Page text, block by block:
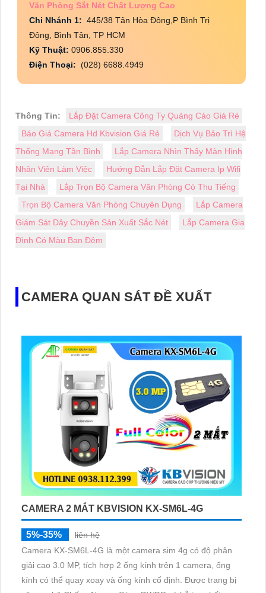
Văn Phòng Sắt Nét Chất Lượng Cao
Chi Nhánh 1: 445/38 Tân Hòa Đông,P Bình Trị
Đông, Bình Tân, TP HCM
Kỹ Thuật: 0906.855.330
Điện Thoại: (028) 6688.4949
Thông Tin:
Lắp Đặt Camera Công Ty Quảng Cáo Giá Rẻ
Báo Giá Camera Hd Kbvision Giá Rẻ
Dịch Vụ Bảo Trì Hệ
Thống Mạng Tần Bình
Lắp Camera Nhìn Thấy Màn Hình
Nhân Viên Làm Việc
Hướng Dẫn Lắp Đặt Camera Ip Wifi
Tại Nhà
Lắp Trọn Bộ Camera Văn Phòng Có Thu Tiếng
Trọn Bộ Camera Văn Phòng Chuyên Dụng
Lắp Camera
Giám Sát Dây Chuyền Sản Xuất Sắc Nét
Lắp Camera Gia
Đình Có Màu Ban Đêm
CAMERA QUAN SÁT ĐỀ XUẤT
CAMERA 2 MẮT KBVISION KX-SM6L-4G
5%-35%
liên hệ
Camera KX-SM6L-4G là một camera sim 4g có độ phân
giải cao 3.0 MP, tích hợp 2 ống kính trên 1 camera, ống
kính có thể quay xoay và ống kính cố định. Được trang bị